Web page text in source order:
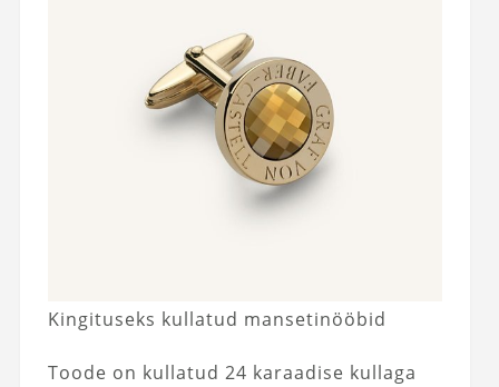
Kingituseks kullatud mansetinööbid
Toode on kullatud 24 karaadise kullaga